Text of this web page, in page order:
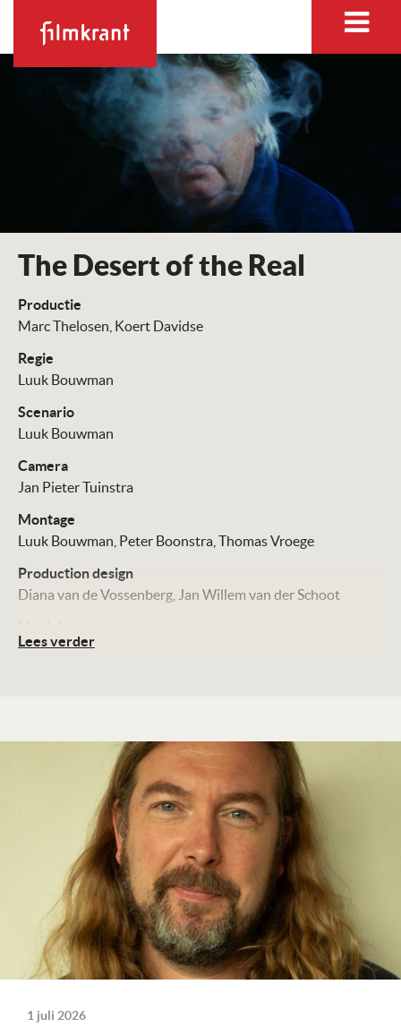
The Desert of the Real
Productie
Marc Thelosen Koert Davidse
Regie
Luuk Bouwman
Scenario
Luuk Bouwman
Camera
Jan Pieter Tuinstra
Montage
Luuk Bouwman Peter Boonstra Thomas Vroege
Production design
Diana van de Vossenberg Jan Willem van der Schoot
Bram Meindersma
Kleur, 110 minuten
Nederland, 2025
Lees verder
1 juli 2026